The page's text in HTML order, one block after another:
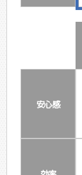
安心感